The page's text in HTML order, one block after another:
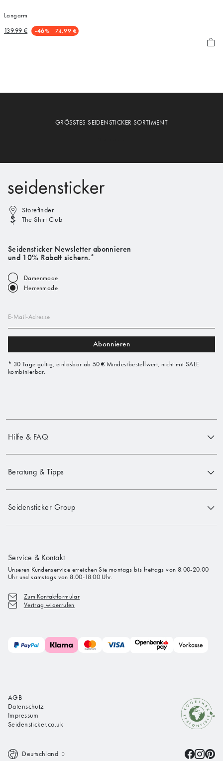
Langarm
-46% 74,99 €
139,99 €
GRÖSSTES SEIDENSTICKER SORTIMENT
Storefinder
The Shirt Club
Seidensticker Newsletter abonnieren
und 10% Rabatt sichern.*
Damenmode
Herrenmode
E-Mail-Adresse
Abonnieren
* 30 Tage gültig, einlösbar ab 50 € Mindestbestellwert, nicht mit SALE
kombinierbar.
Hilfe & FAQ
Beratung & Tipps
Seidensticker Group
Service & Kontakt
Unseren Kundenservice erreichen Sie montags bis freitags von 8.00-20.00
Uhr und samstags von 8.00-18.00 Uhr.
Zum Kontaktformular
Vertrag widerrufen
AGB
Datenschutz
Impressum
Seidensticker.co.uk
Deutschland